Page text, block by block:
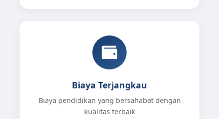
Biaya Terjangkau
Biaya pendidikan yang bersahabat dengan
kualitas terbaik